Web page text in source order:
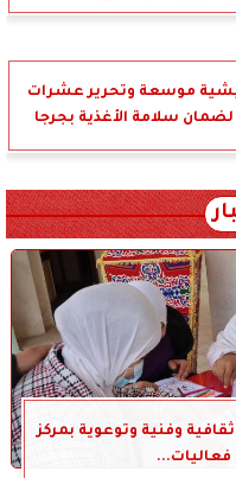
موسعة وتحرير عشرات
سلامة الأغذية بجرجا
وفنية وتوعوية بمركز
فعاليات...